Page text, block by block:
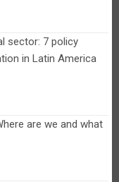
sector: 7 policy
in Latin America
are we and what